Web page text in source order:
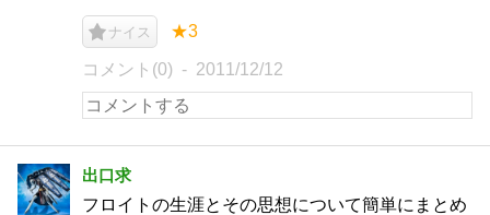
ナイス ★3
コメント(0) 2011/12/12
出口求
フロイトの生涯とその思想について簡単にまとめ